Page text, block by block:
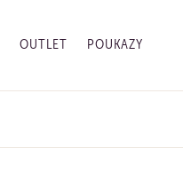
OUTLET POUKAZY